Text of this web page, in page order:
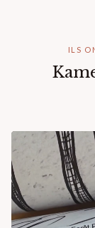
ILS